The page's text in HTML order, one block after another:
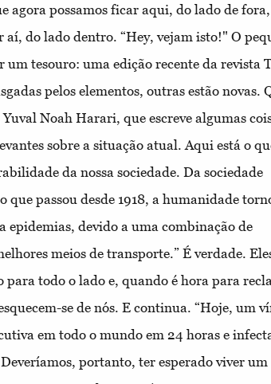
agora possamos ficar aqui, do lado de fora,
aí, do lado dentro. “Hey, vejam isto!" O
um tesouro: uma edição recente da revista
pelos elementos, outras estão novas.
Noah Harari, que escreve algumas
sobre a situação atual. Aqui está o
da nossa sociedade. Da sociedade
que passou desde 1918, a humanidade
epidemias, devido a uma combinação de
meios de transporte.” É verdade.
para todo o lado e, quando é hora para
se de nós. E continua. “Hoje, um
em todo o mundo em 24 horas e
portanto, ter esperado viver um